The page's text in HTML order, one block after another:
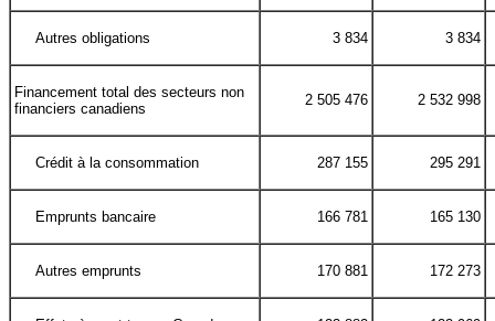
Autres obligations 3 834 3 834
Financement total des secteurs non
financiers canadiens
2 505 476 2 532 998
Crédit à la consommation 287 155 295 291
Emprunts bancaire 166 781 165 130
Autres emprunts 170 881 172 273